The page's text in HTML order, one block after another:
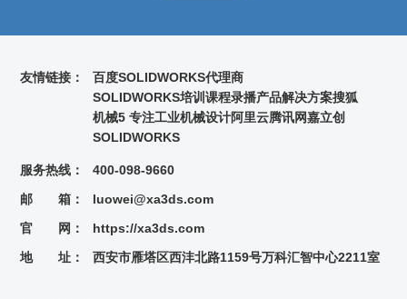
友情链接： 百度SOLIDWORKS代理商
SOLIDWORKS培训课程录播产品解决方案搜狐
机械5 专注工业机械设计阿里云腾讯网嘉立创
SOLIDWORKS
服务热线：
400-098-9660
邮 箱：
luowei@xa3ds.com
官 网：
https://xa3ds.com
地 址：
西安市雁塔区西沣北路1159号万科汇智中心2211室